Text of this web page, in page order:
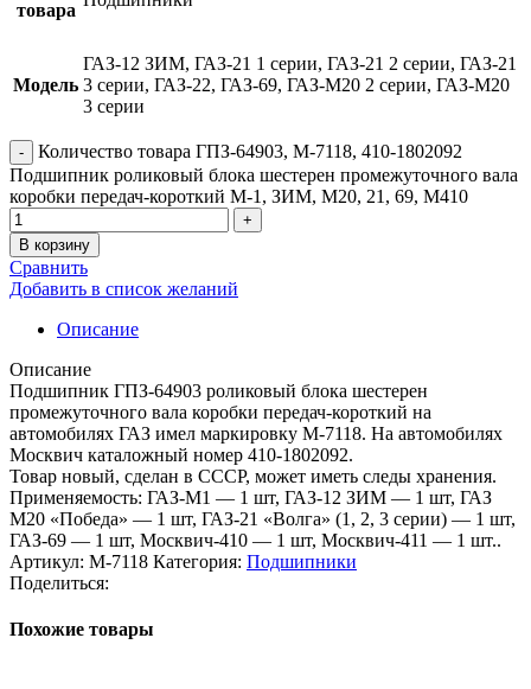
товара
Модель
ГАЗ-12 ЗИМ, ГАЗ-21 1 серии, ГАЗ-21 2 серии, ГАЗ-21
3 серии, ГАЗ-22, ГАЗ-69, ГАЗ-М20 2 серии, ГАЗ-М20
3 серии
Количество товара ГПЗ-64903, М-7118, 410-1802092
Подшипник роликовый блока шестерен промежуточного вала
коробки передач-короткий М-1, ЗИМ, М20, 21, 69, М410
В корзину
Сравнить
Добавить в список желаний
Описание
Описание
Подшипник ГПЗ-64903 роликовый блока шестерен
промежуточного вала коробки передач-короткий на
автомобилях ГАЗ имел маркировку М-7118. На автомобилях
Москвич каталожный номер 410-1802092.
Товар новый, сделан в СССР, может иметь следы хранения.
Применяемость: ГАЗ-М1 — 1 шт, ГАЗ-12 ЗИМ — 1 шт, ГАЗ
М20 «Победа» — 1 шт, ГАЗ-21 «Волга» (1, 2, 3 серии) — 1 шт,
ГАЗ-69 — 1 шт, Москвич-410 — 1 шт, Москвич-411 — 1 шт..
Артикул: М-7118 Категория: Подшипники
Поделиться:
Похожие товары